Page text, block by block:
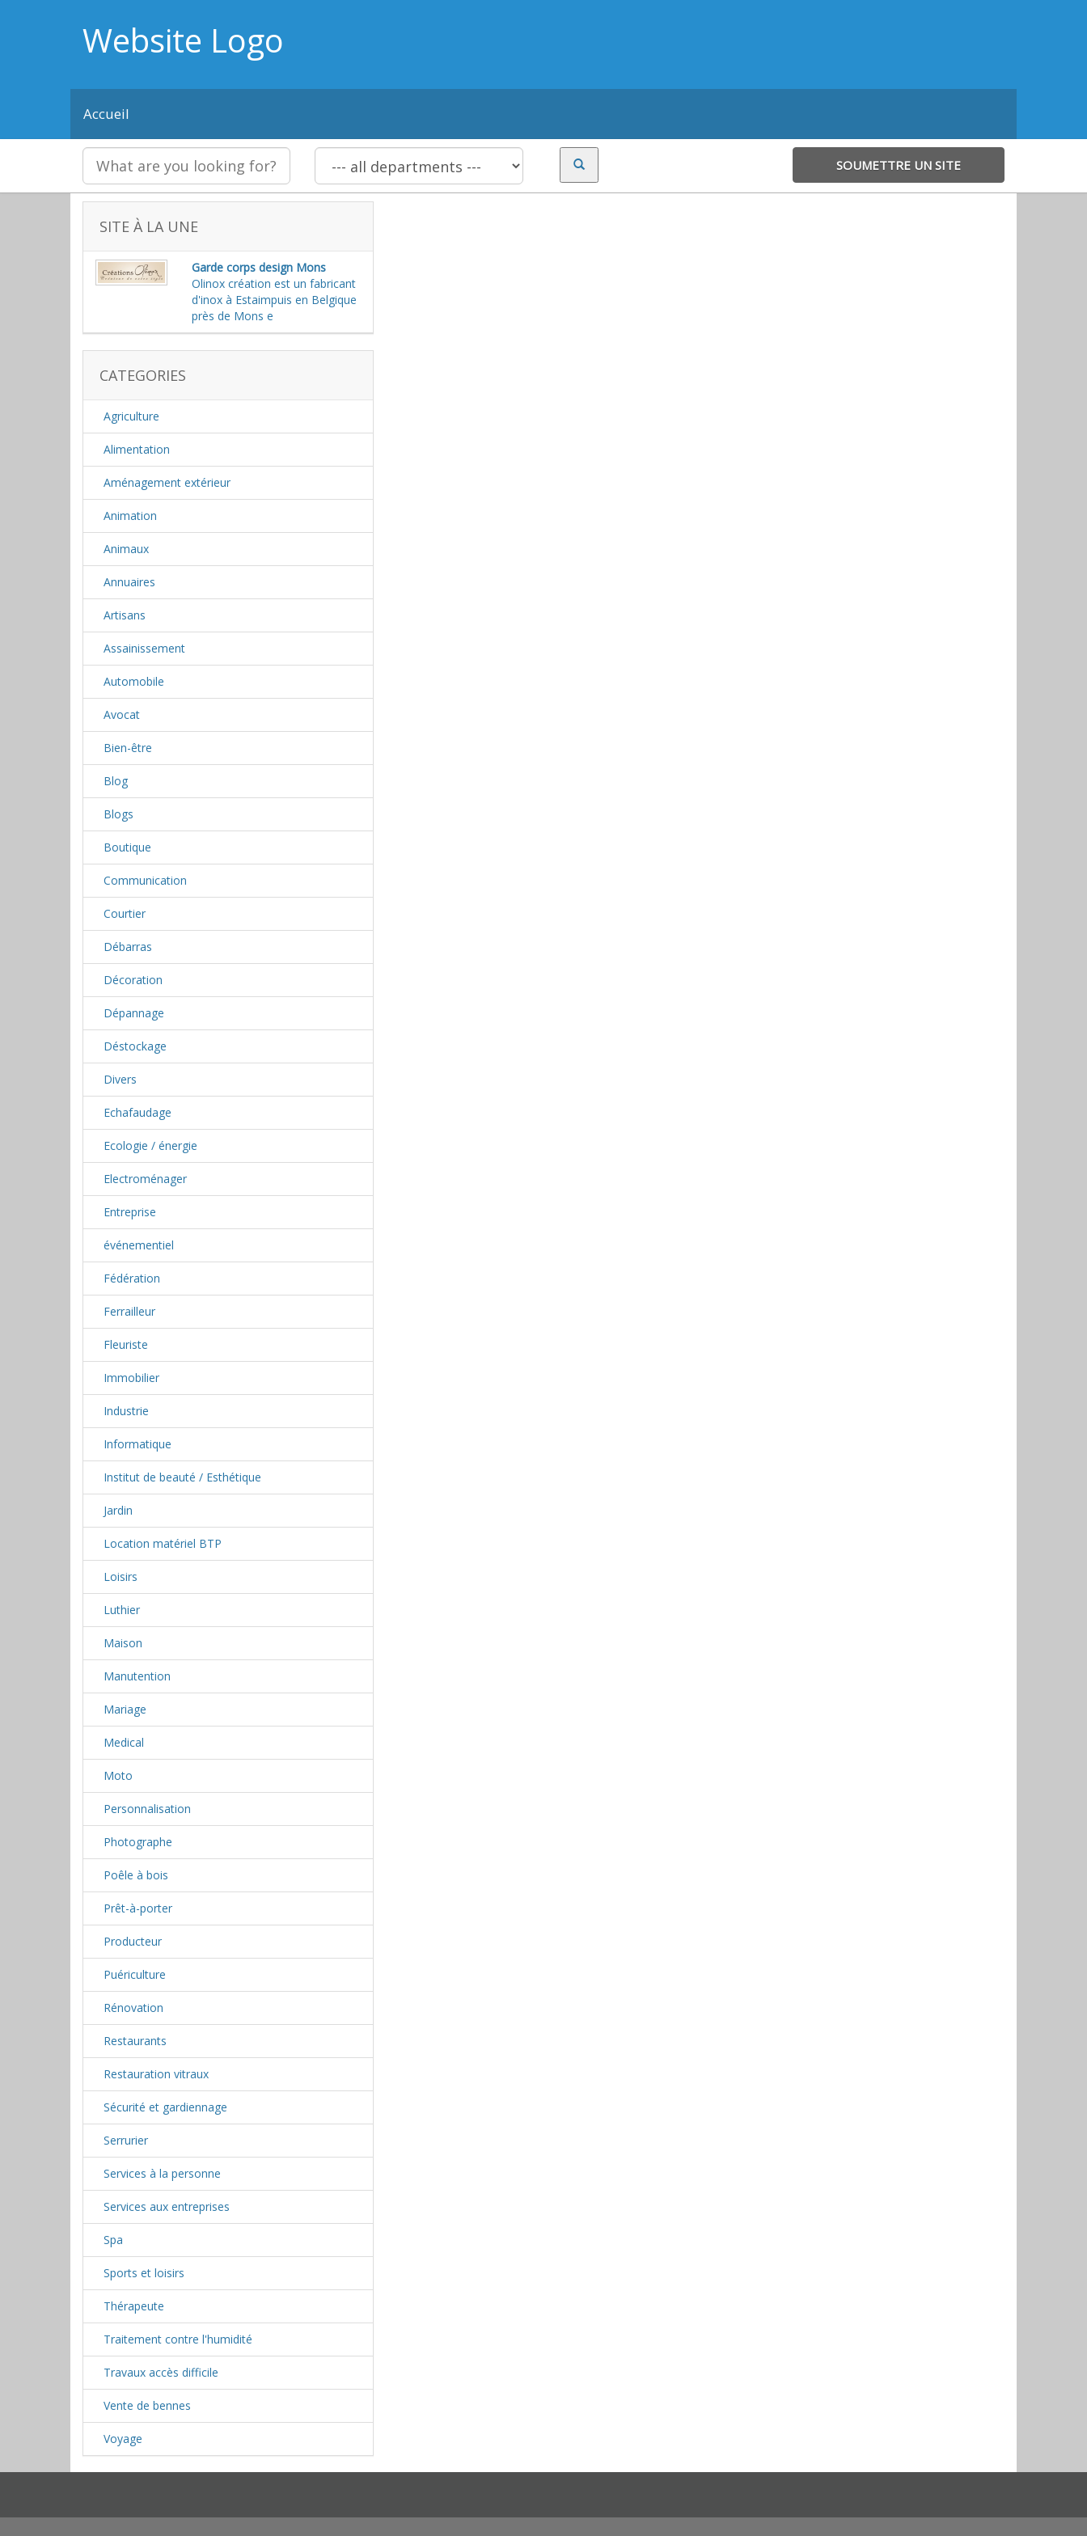
Website Logo
Accueil
SOUMETTRE UN SITE
SITE À LA UNE
Garde corps design Mons
Olinox création est un fabricant
d'inox à Estaimpuis en Belgique
près de Mons e
CATEGORIES
Agriculture
Alimentation
Aménagement extérieur
Animation
Animaux
Annuaires
Artisans
Assainissement
Automobile
Avocat
Bien-être
Blog
Blogs
Boutique
Communication
Courtier
Débarras
Décoration
Dépannage
Déstockage
Divers
Echafaudage
Ecologie / énergie
Electroménager
Entreprise
événementiel
Fédération
Ferrailleur
Fleuriste
Immobilier
Industrie
Informatique
Institut de beauté / Esthétique
Jardin
Location matériel BTP
Loisirs
Luthier
Maison
Manutention
Mariage
Medical
Moto
Personnalisation
Photographe
Poêle à bois
Prêt-à-porter
Producteur
Puériculture
Rénovation
Restaurants
Restauration vitraux
Sécurité et gardiennage
Serrurier
Services à la personne
Services aux entreprises
Spa
Sports et loisirs
Thérapeute
Traitement contre l'humidité
Travaux accès difficile
Vente de bennes
Voyage